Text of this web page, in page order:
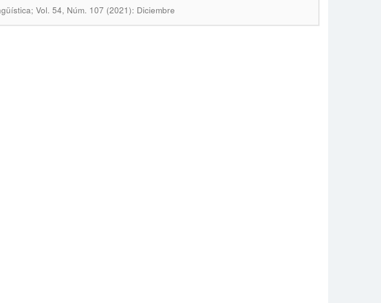
Vol. 54, Núm. 107 (2021): Diciembre